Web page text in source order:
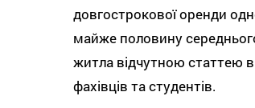
довгострокової оренди
майже половину
житла відчутною статтею
фахівців та студентів.